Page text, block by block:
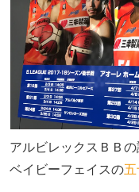
アルビレックスＢＢの
ベイビーフェイスの五